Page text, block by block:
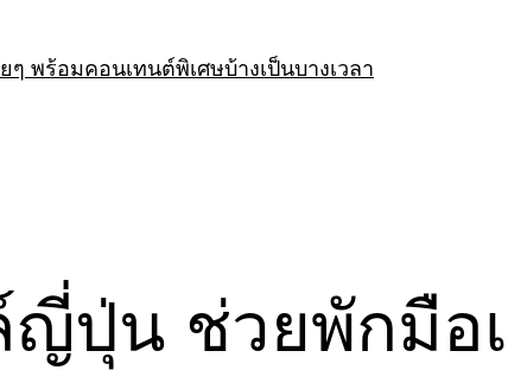
พร้อมคอนเทนต์พิเศษบ้างเป็นบางเวลา
ปุ่น ช่วยพักมือ